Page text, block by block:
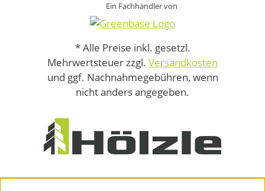
Ein Fachhändler von
* Alle Preise inkl. gesetzl.
Mehrwertsteuer zzgl. Versandkosten
und ggf. Nachnahmegebühren, wenn
nicht anders angegeben.